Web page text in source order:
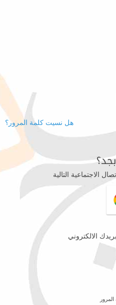
هل نسيت كلمة المرور؟
الاجتماعية التالية
الالكتروني